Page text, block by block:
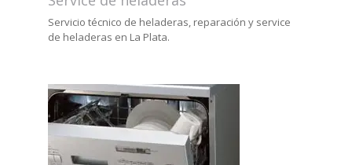
Servicio técnico de heladeras, reparación y service
de heladeras en La Plata.